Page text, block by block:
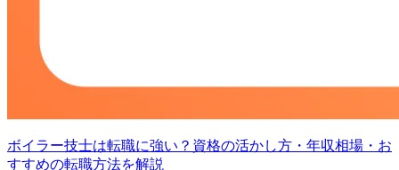
ボイラー技士は転職に強い？資格の活かし方・年収相場・お
すすめの転職方法を解説